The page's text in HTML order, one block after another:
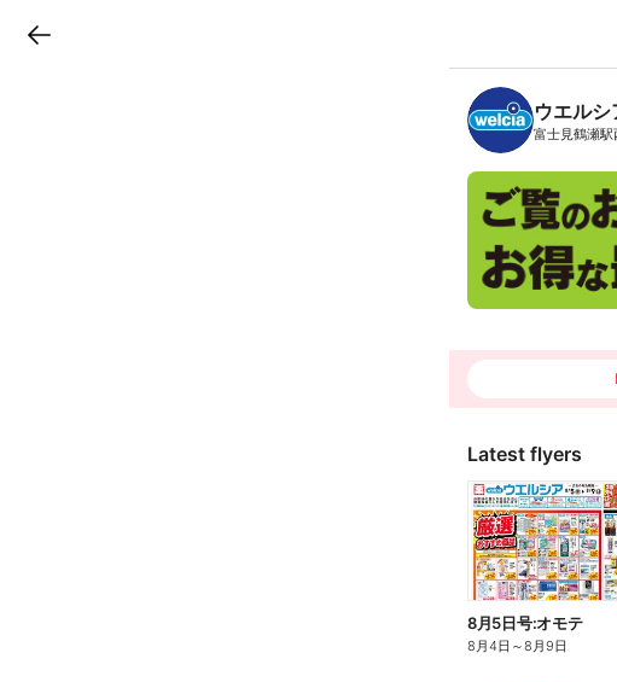
B
n
c
h
T
ウエルシ
富士見鶴瀬駅
Latest flyers
8月5日号:オモテ
8月4日 ～8月9日